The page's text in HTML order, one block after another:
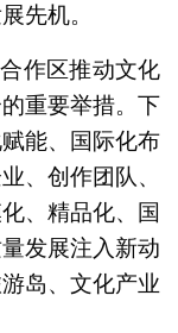
先机。
作区推动文化
重要举措。下
能、国际化布
、创作团队、
、精品化、国
发展注入新动
岛、文化产业